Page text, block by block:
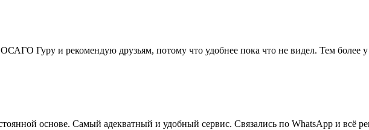
Гуру и рекомендую друзьям, потому что удобнее пока что не видел. Тем более у
основе. Самый адекватный и удобный сервис. Связались по WhatsApp и всё